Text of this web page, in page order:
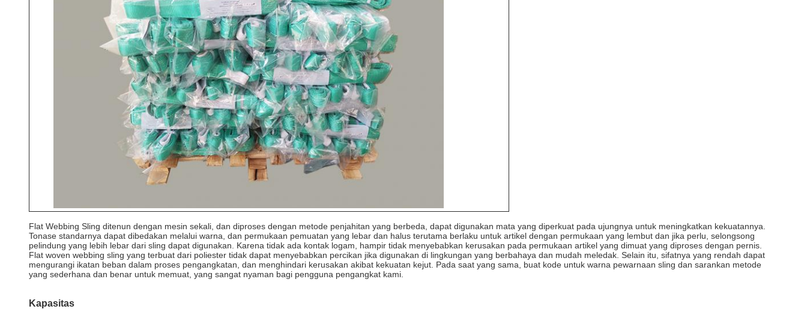
Flat Webbing Sling ditenun dengan mesin sekali, dan diproses dengan metode penjahitan yang berbeda, dapat digunakan mata yang diperkuat pada ujungnya untuk meningkatkan kekuatannya.
Tonase standarnya dapat dibedakan melalui warna, dan permukaan pemuatan yang lebar dan halus terutama berlaku untuk artikel dengan permukaan yang lembut dan jika perlu, selongsong
pelindung yang lebih lebar dari sling dapat digunakan. Karena tidak ada kontak logam, hampir tidak menyebabkan kerusakan pada permukaan artikel yang dimuat yang diproses dengan pernis.
Flat woven webbing sling yang terbuat dari poliester tidak dapat menyebabkan percikan jika digunakan di lingkungan yang berbahaya dan mudah meledak. Selain itu, sifatnya yang rendah dapat
mengurangi ikatan beban dalam proses pengangkatan, dan menghindari kerusakan akibat kekuatan kejut. Pada saat yang sama, buat kode untuk warna pewarnaan sling dan sarankan metode
yang sederhana dan benar untuk memuat, yang sangat nyaman bagi pengguna pengangkat kami.
Kapasitas